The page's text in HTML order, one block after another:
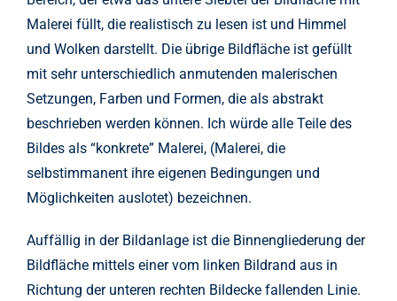
Malerei füllt, die realistisch zu lesen ist und Himmel
und Wolken darstellt. Die übrige Bildfläche ist gefüllt
mit sehr unterschiedlich anmutenden malerischen
Setzungen, Farben und Formen, die als abstrakt
beschrieben werden können. Ich würde alle Teile des
Bildes als “konkrete” Malerei, (Malerei, die
selbstimmanent ihre eigenen Bedingungen und
Möglichkeiten auslotet) bezeichnen.
Auffällig in der Bildanlage ist die Binnengliederung der
Bildfläche mittels einer vom linken Bildrand aus in
Richtung der unteren rechten Bildecke fallenden Linie.